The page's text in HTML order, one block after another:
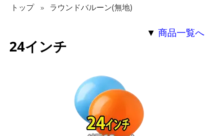
トップ ラウンドバルーン(無地)
24インチ
▼商品一覧へ